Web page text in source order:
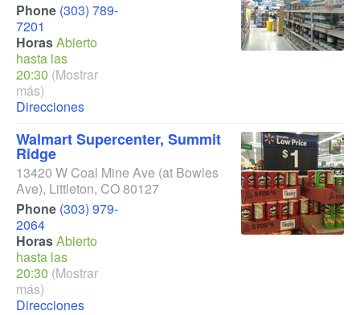
Phone (303) 789-
7201
HorasAbierto
hasta las
20:30 (Mostrar
más)
Direcciones
Walmart Supercenter, Summit
Ridge
13420 W Coal Mine Ave (at Bowles
Ave), Littleton, CO80127
Phone (303) 979-
2064
HorasAbierto
hasta las
20:30 (Mostrar
más)
Direcciones